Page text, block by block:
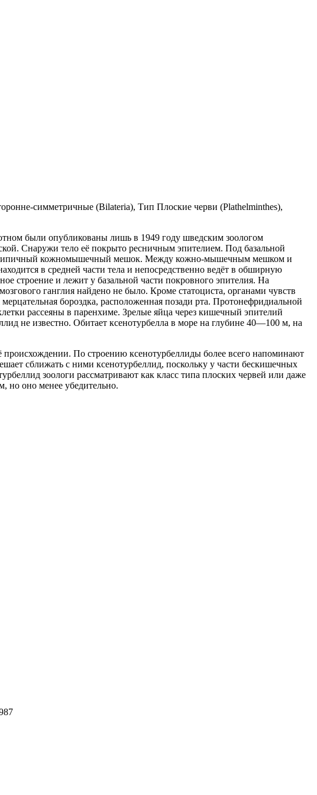
симметричные (Bilateria), Тип Плоские черви (Plathelminthes),
были опубликованы лишь в 1949 году шведским зоологом
Снаружи тело её покрыто ресничным эпителием. Под базальной
типичный кожномышечный мешок. Между кожно-мышечным мешком и
в средней части тела и непосредственно ведёт в обширную
строение и лежит у базальной части покровного эпителия. На
ганглия найдено не было. Кроме статоциста, органами чувств
бороздка, расположенная позади рта. Протонефридиальной
рассеяны в паренхиме. Зрелые яйца через кишечный эпителий
не известно. Обитает ксенотурбелла в море на глубине 40—100 м, на
происхождении. По строению ксенотурбеллиды более всего напоминают
сближать с ними ксенотурбеллид, поскольку у части бескишечных
зоологи рассматривают как класс типа плоских червей или даже
но оно менее убедительно.